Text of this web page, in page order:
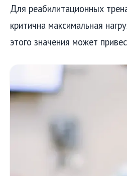
Для реабилитационных
критична максимальная
этого значения может